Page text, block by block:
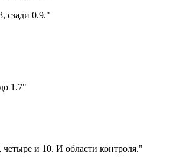
сзади 0.9."
1.7"
и 10. И области контроля."